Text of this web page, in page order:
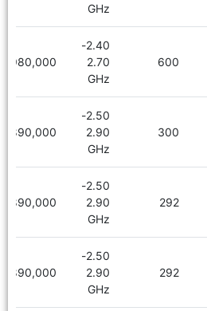
GHz
600
2.40-
2.70
GHz
1,980,000
300
2.50-
2.90
GHz
1,890,000
292
2.50-
2.90
GHz
1,890,000
292
2.50-
2.90
GHz
1,890,000